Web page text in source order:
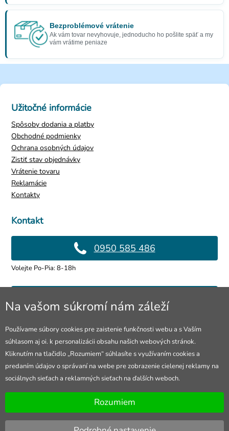
Bezproblémové vrátenie
Ak vám tovar nevyhovuje, jednoducho ho pošlite späť a my
vám vrátime peniaze
Kontakt
0950 585 486
Volejte Po-Pia: 8-18h
info@4lol.cz
Predajňa v Ostrave
28. října 250, Ostrava
Otevřeno Po-Pia: 10-18h
Užitočné informácie
Spôsoby dodania a platby
Obchodné podmienky
Ochrana osobných údajov
Zistiť stav objednávky
Vrátenie tovaru
Reklamácie
Kontakty
Na vašom súkromí nám záleží
Používame súbory cookies pre zaistenie funkčnosti webu a s Vaším
súhlasom aj oi. k personalizácii obsahu našich webových stránok.
Kliknutím na tlačidlo „Rozumiem“ súhlasíte s využívaním cookies a
predaním údajov o správaní na webe pre zobrazenie cielenej reklamy na
sociálnych sieťach a reklamných sieťach na ďalších weboch.
Rozumiem